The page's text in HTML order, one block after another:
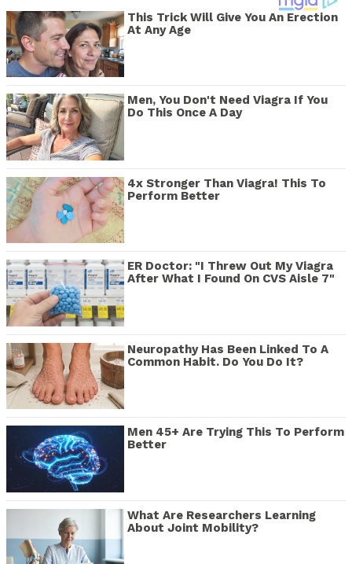
This Trick Will Give You An Erection
At Any Age
Men, You Don't Need Viagra If You
Do This Once A Day
4x Stronger Than Viagra! This To
Perform Better
ER Doctor: "I Threw Out My Viagra
After What I Found On CVS Aisle 7"
Neuropathy Has Been Linked To A
Common Habit. Do You Do It?
Men 45+ Are Trying This To Perform
Better
What Are Researchers Learning
About Joint Mobility?